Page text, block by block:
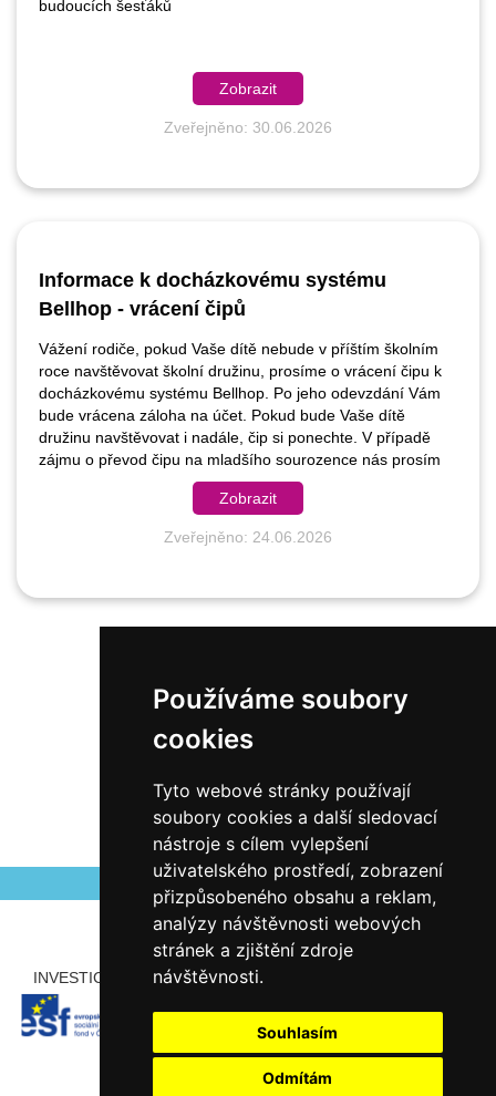
Používáme soubory
cookies
Tyto webové stránky používají
soubory cookies a další sledovací
nástroje s cílem vylepšení
uživatelského prostředí, zobrazení
přizpůsobeného obsahu a reklam,
analýzy návštěvnosti webových
stránek a zjištění zdroje
návštěvnosti.
Souhlasím
Odmítám
budoucích šesťáků
Zobrazit
Zveřejněno: 30.06.2026
Informace k docházkovému systému
Bellhop - vrácení čipů
Vážení rodiče, pokud Vaše dítě nebude v příštím školním
roce navštěvovat školní družinu, prosíme o vrácení čipu k
docházkovému systému Bellhop. Po jeho odevzdání Vám
bude vrácena záloha na účet. Pokud bude Vaše dítě
družinu navštěvovat i nadále, čip si ponechte. V případě
zájmu o převod čipu na mladšího sourozence nás prosím
kontaktujte e-mailem nebo telefonicky. Bc. Poulíková Marie,
Zobrazit
Zveřejněno: 24.06.2026
Všechny aktuality
INVESTICE ROZVOJE DO VZDĚLÁVÁNÍ